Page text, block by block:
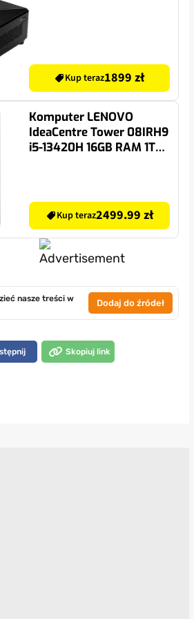
Kup teraz1899 zł
Komputer LENOVO
IdeaCentre Tower 08IRH9
i5-13420H 16GB RAM 1TB
Kup teraz2499.99 zł
nasze treści w
Dodaj do źródeł
Skopiuj link